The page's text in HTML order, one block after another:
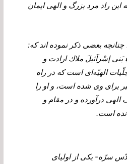
اين راد مرد بزرگ و الهى ايمان
بعضى ذكر نموده ‏اند كه:
بَنى إسْرآئيلَ‏ ملاك ارادت و
الهيّه‌‏اى است كه در راه
براى وى شده است، و او را
درآورده و در مقام و
است‏.
سرّه- يكى از اولياى